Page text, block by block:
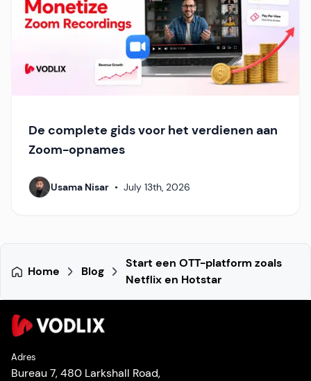
De complete gids voor het verdienen aan
Zoom-opnames
Usama Nisar • July 13th, 2026
Home Blog
Start een OTT-platform zoals
Netflix en Hotstar
Adres
Bureau 7, 480 Larkshall Road,